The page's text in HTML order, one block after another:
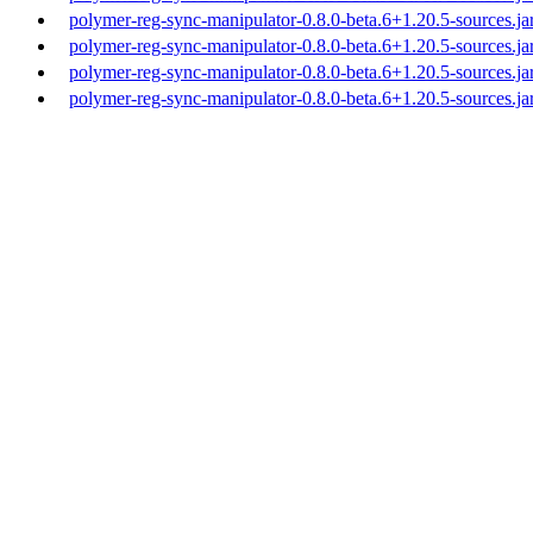
polymer-reg-sync-manipulator-0.8.0-beta.6+1.20.5-
polymer-reg-sync-manipulator-0.8.0-beta.6+1.20.5-
polymer-reg-sync-manipulator-0.8.0-beta.6+1.20.5-
polymer-reg-sync-manipulator-0.8.0-beta.6+1.20.5-